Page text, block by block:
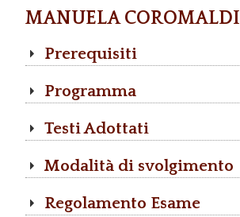
MANUELA COROMALDI
Prerequisiti
Programma
Testi Adottati
Modalità di svolgimento
Regolamento Esame